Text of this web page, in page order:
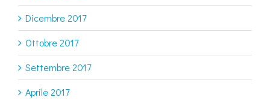
Dicembre 2017
Ottobre 2017
Settembre 2017
Aprile 2017